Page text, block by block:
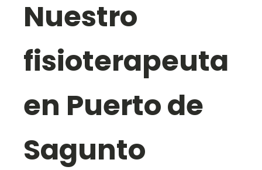
Nuestro
fisioterapeuta
en Puerto de
Sagunto